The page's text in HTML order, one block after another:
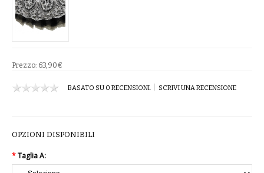
VELI
GIACCHE E CAPPOTTI
Prezzo: 63,90€
BASATO SU 0 RECENSIONI. SCRIVI UNA RECENSIONE
OPZIONI DISPONIBILI
*Taglia A: